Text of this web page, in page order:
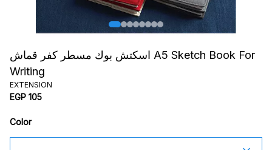
اسكتش بوك مسطر كفر قماش A5 Sketch Book For
Writing
EXTENSION
EGP 105
Color